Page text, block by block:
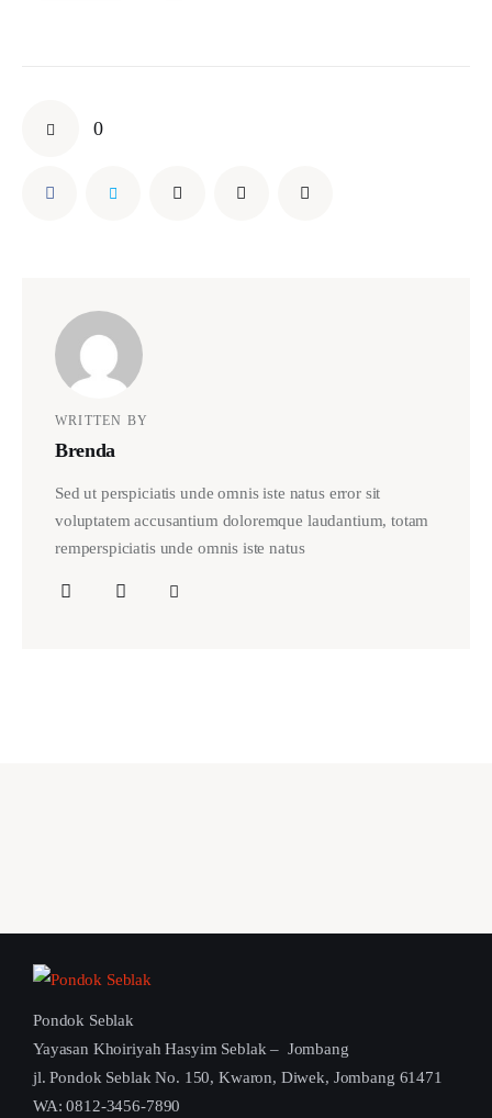
0
WRITTEN BY
Brenda
Sed ut perspiciatis unde omnis iste natus error sit
voluptatem accusantium doloremque laudantium, totam
remperspiciatis unde omnis iste natus
Pondok Seblak
Yayasan Khoiriyah Hasyim Seblak – Jombang
jl. Pondok Seblak No. 150, Kwaron, Diwek, Jombang 61471
WA: 0812-3456-7890